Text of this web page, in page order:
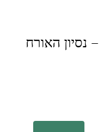
סיפורי מופת – כרך א' – 26 – נסיון האורח